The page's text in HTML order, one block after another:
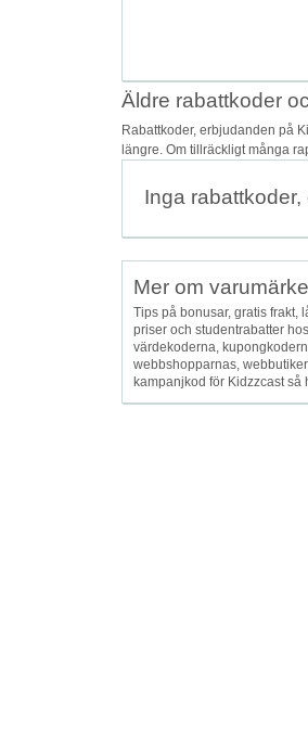
Äldre rabattkoder
Rabattkoder, erbjudanden på
längre. Om tillräckligt många
Inga
Mer om
Tips på bonusar, gratis frakt,
priser och studentrabatter
värdekoderna,
webbshopparnas,
kampanjkod för Kidzzcast